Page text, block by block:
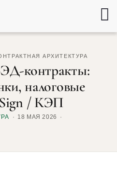
АРХИТЕКТУРА
контракты:
налоговые
/ КЭП
18 МАЯ 2026